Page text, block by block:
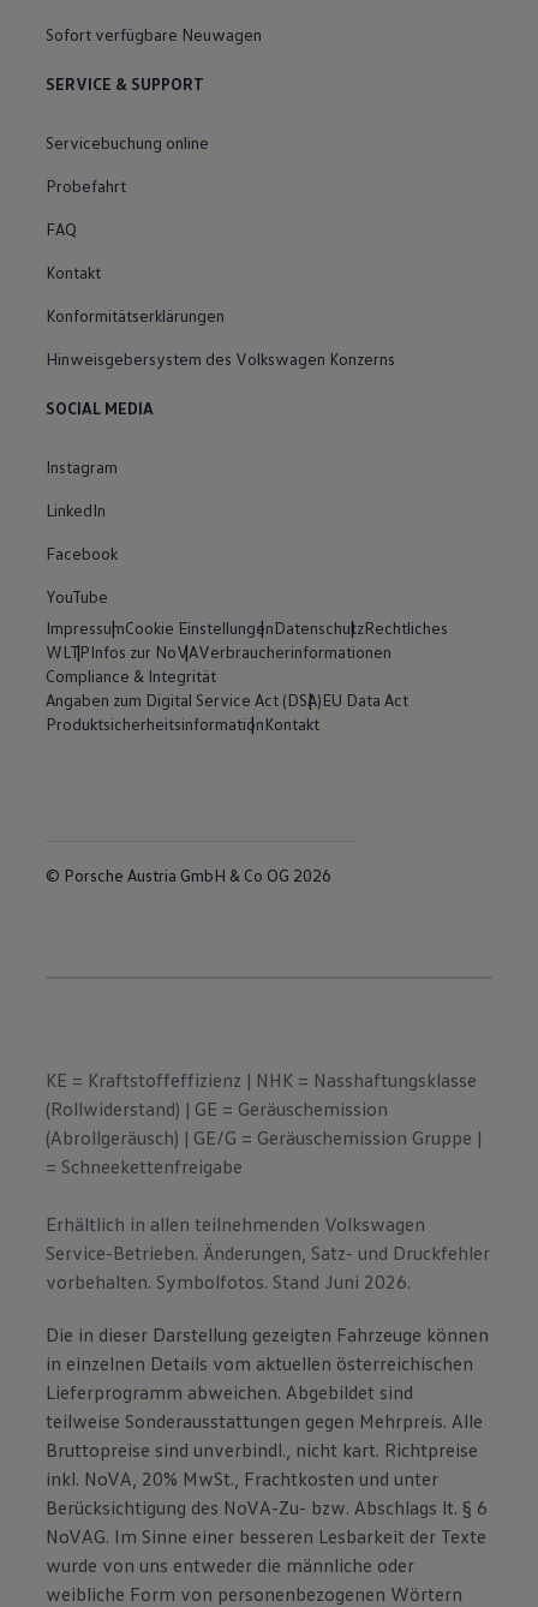
Sofort verfügbare Neuwagen
SERVICE & SUPPORT
Servicebuchung online
Probefahrt
FAQ
Kontakt
Konformitätserklärungen
Hinweisgebersystem des Volkswagen Konzerns
SOCIAL MEDIA
Instagram
LinkedIn
Facebook
YouTube
ImpressumCookie EinstellungenDatenschutzRechtliches
WLTPInfos zur NoVAVerbraucherinformationen
Compliance & Integrität
Angaben zum Digital Service Act (DSA)EU Data Act
ProduktsicherheitsinformationKontakt
© Porsche Austria GmbH & Co OG 2026
KE = Kraftstoffeffizienz | NHK = Nasshaftungsklasse
(Rollwiderstand) | GE = Geräuschemission
(Abrollgeräusch) | GE/G = Geräuschemission Gruppe |
= Schneekettenfreigabe
Erhältlich in allen teilnehmenden Volkswagen
Service-Betrieben. Änderungen, Satz- und Druckfehler
vorbehalten. Symbolfotos. Stand Juni 2026.
Die in dieser Darstellung gezeigten Fahrzeuge können
in einzelnen Details vom aktuellen österreichischen
Lieferprogramm abweichen. Abgebildet sind
teilweise Sonderausstattungen gegen Mehrpreis. Alle
Bruttopreise sind unverbindl., nicht kart. Richtpreise
inkl. NoVA, 20% MwSt., Frachtkosten und unter
Berücksichtigung des NoVA-Zu- bzw. Abschlags lt. § 6
NoVAG. Im Sinne einer besseren Lesbarkeit der Texte
wurde von uns entweder die männliche oder
weibliche Form von personenbezogenen Wörtern